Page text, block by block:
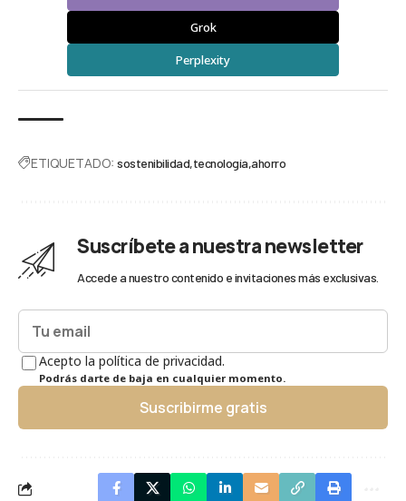
Grok
Perplexity
ETIQUETADO: sostenibilidad tecnología ahorro
Suscríbete a nuestra newsletter
Accede a nuestro contenido e invitaciones más exclusivas.
Acepto la política de privacidad.
Podrás darte de baja en cualquier momento.
Suscribirme gratis